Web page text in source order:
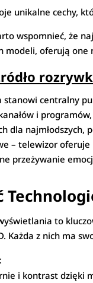
unikalne cechy,
wspomnieć, że
modeli, oferują
stanowi centralny
i
dla najmłodszych,
– telewizor oferuje
przeżywanie
to
Każda z nich ma
:
i kontrast dzięki